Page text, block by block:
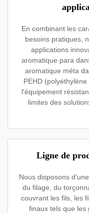
En combinant les
besoins pratiques,
applications
aromatique para
aromatique méta
PEHD
l'équipement
limites des
Ligne de
Nous disposons
du filage, du
couvrant les fils, les
finaux tels que les